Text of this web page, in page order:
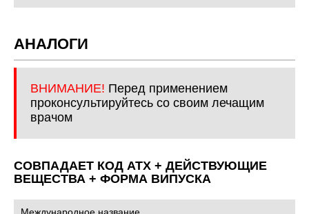
АНАЛОГИ
ВНИМАНИЕ! Перед применением
проконсультируйтесь со своим лечащим
врачом
СОВПАДАЕТ КОД ATХ + ДЕЙСТВУЮЩИЕ
ВЕЩЕСТВА + ФОРМА ВИПУСКА